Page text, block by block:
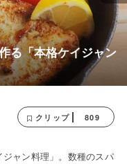
る「本格ケイジャン
クリップ 809
ャン料理」。数種のスパ